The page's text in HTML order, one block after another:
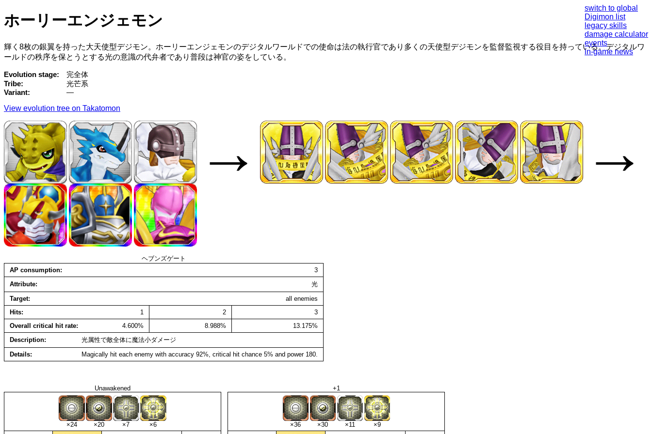
switch to global
Digimon list
legacy skills
damage calculator
events
in-game news
ホーリーエンジェモン
輝く8枚の銀翼を持った大天使型デジモン。ホーリーエンジェモンのデジタルワールドでの使命は法の執行官であり多くの天使型デジモンを監督監視する役目を持っている。デジタルワ
ールドの秩序を保とうとする光の意識の代弁者であり普段は神官の姿をしている。
Evolution stage
完全体
Tribe
光芒系
Variant
—
View evolution tree on Takatomon
→ →
ヘブンズゲート
AP consumption
3
Attribute
光
Target
all enemies
Hits
1 2
3
Overall critical hit rate
4.600% 8.988%
13.175%
Description
光属性で敵全体に魔法小ダメージ
Details
Magically hit each enemy with accuracy 92%, critical hit chance 5% and power 180.
Unawakened
×24 ×20 ×7
×6
+1
×36 ×30 ×11
×9